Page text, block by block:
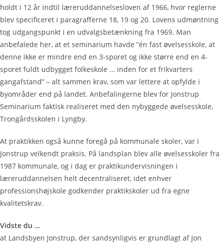
holdt i 12 år indtil læreruddannelsesloven af 1966, hvor reglerne
blev specificeret i paragrafferne 18, 19 og 20. Lovens udmøntning
tog udgangspunkt i en udvalgsbetænkning fra 1969. Man
anbefalede her, at et seminarium havde ”én fast øvelsesskole, at
denne ikke er mindre end en 3-sporet og ikke større end en 4-
sporet fuldt udbygget folkeskole … inden for et frikvarters
gangafstand” – alt sammen krav, som var lettere at opfylde i
byområder end på landet. Anbefalingerne blev for Jonstrup
Seminarium faktisk realiseret med den nybyggede øvelsesskole,
Trongårdsskolen i Lyngby.
At praktikken også kunne foregå på kommunale skoler, var i
Jonstrup velkendt praksis. På landsplan blev alle øvelsesskoler fra
1987 kommunale, og i dag er praktikundervisningen i
læreruddannelsen helt decentraliseret, idet enhver
professionshøjskole godkender praktikskoler ud fra egne
kvalitetskrav.
Vidste du …
at Landsbyen Jonstrup, der sandsynligvis er grundlagt af Jon